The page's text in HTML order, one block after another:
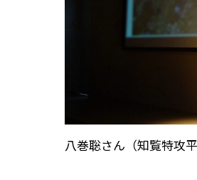
八巻聡さん（知覧特攻